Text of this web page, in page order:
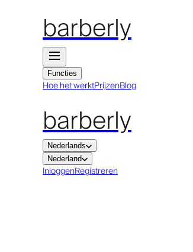
barberly
Functies
Hoe het werktPrijzenBlog
barberly
Nederlands
Nederland
InloggenRegistreren